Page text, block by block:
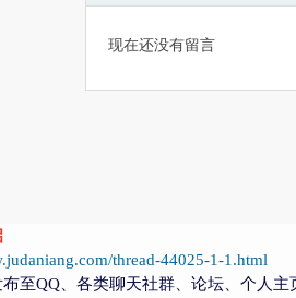
现在还没有留言
thread-44025-1-1.html
至QQ、各类聊天社群、论坛、个人